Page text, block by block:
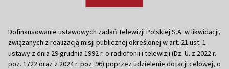
Dofinansowanie ustawowych zadań Telewizji Polskiej S.A. w likwidacji,
związanych z realizacją misji publicznej określonej w art. 21 ust. 1
ustawy z dnia 29 grudnia 1992 r. o radiofonii i telewizji (Dz. U. z 2022 r.
poz. 1722 oraz z 2024 r. poz. 96) poprzez udzielenie dotacji celowej, o